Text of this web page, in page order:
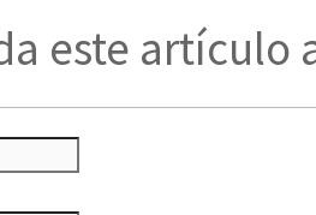
este artículo